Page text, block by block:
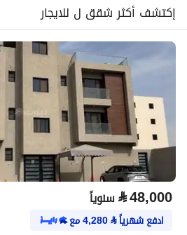
إكتشف أكثر شقق ل للايجار
⃁48,000 سنوياً
ادفع شهرياً⃁
4,280مع